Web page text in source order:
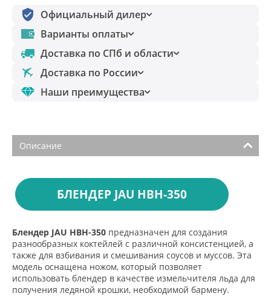
Официальный дилер
Варианты оплаты
Доставка по СПб и области
Доставка по России
Наши преимущества
Описание
БЛЕНДЕР JAU HBH-350
Блендер JAU HBH-350 предназначен для создания
разнообразных коктейлей с различной консистенцией, а
также для взбивания и смешивания соусов и муссов. Эта
модель оснащена ножом, который позволяет
использовать блендер в качестве измельчителя льда для
получения ледяной крошки, необходимой бармену.